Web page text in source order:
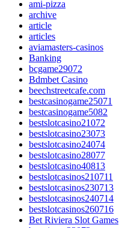
ami-pizza
archive
article
articles
aviamasters-casinos
Banking
bcgame29072
Bdmbet Casino
beechstreetcafe.com
bestcasinogame25071
bestcasinogame5082
bestslotcasino21072
bestslotcasino23073
bestslotcasino24074
bestslotcasino28077
bestslotcasino40813
bestslotcasinos210711
bestslotcasinos230713
bestslotcasinos240714
bestslotcasinos260716
Bet Riviera Slot Games